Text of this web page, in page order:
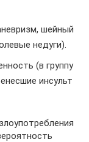
шейный
недуги).
(в группу
инсульт